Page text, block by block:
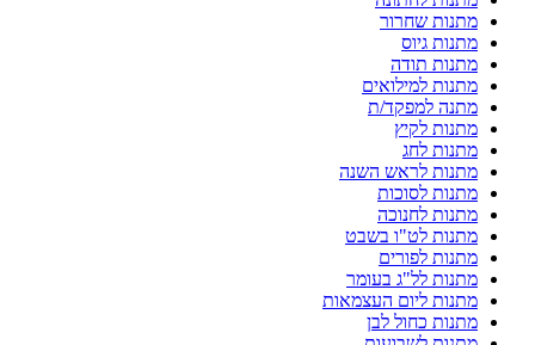
מתנות שחרור
מתנות גיוס
מתנות תודה
מתנות למילואים
מתנה למפקד/ת
מתנות לקיץ
מתנות לחג
מתנות לראש השנה
מתנות לסוכות
מתנות לחנוכה
מתנות לט"ו בשבט
מתנות לפורים
מתנות לל"ג בעומר
מתנות ליום העצמאות
מתנות כחול לבן